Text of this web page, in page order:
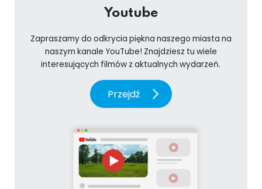
Youtube
Zapraszamy do odkrycia piękna naszego miasta na
naszym kanale YouTube! Znajdziesz tu wiele
interesujących filmów z aktualnych wydarzeń.
Przejdź